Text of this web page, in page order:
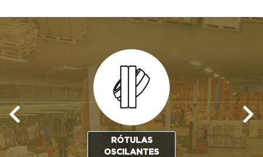
RÓTULAS
OSCILANTES